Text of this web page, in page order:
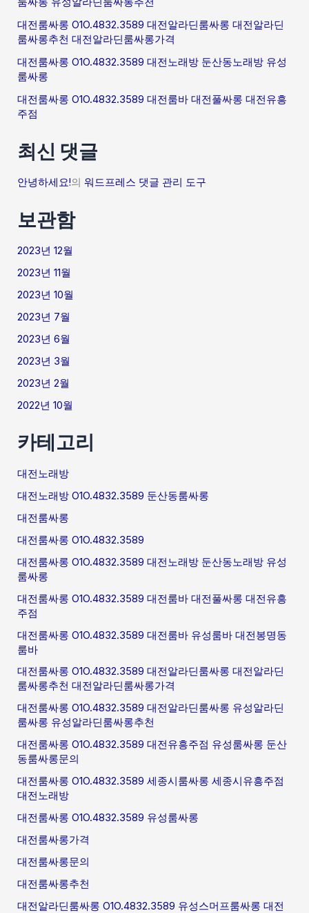
대전룸싸롱 O1O.4832.3589 대전알라딘룸싸롱 대전알라딘
룸싸롱추천 대전알라딘룸싸롱가격
대전룸싸롱 O1O.4832.3589 대전노래방 둔산동노래방 유성
룸싸롱
대전룸싸롱 O1O.4832.3589 대전룸바 대전풀싸롱 대전유흥
주점
최신 댓글
안녕하세요!의워드프레스 댓글 관리 도구
보관함
2023년 12월
2023년 11월
2023년 10월
2023년 7월
2023년 6월
2023년 3월
2023년 2월
2022년 10월
카테고리
대전노래방
대전노래방 O1O.4832.3589 둔산동룸싸롱
대전룸싸롱
대전룸싸롱 O1O.4832.3589
대전룸싸롱 O1O.4832.3589 대전노래방 둔산동노래방 유성
룸싸롱
대전룸싸롱 O1O.4832.3589 대전룸바 대전풀싸롱 대전유흥
주점
대전룸싸롱 O1O.4832.3589 대전룸바 유성룸바 대전봉명동
룸바
대전룸싸롱 O1O.4832.3589 대전알라딘룸싸롱 대전알라딘
룸싸롱추천 대전알라딘룸싸롱가격
대전룸싸롱 O1O.4832.3589 대전알라딘룸싸롱 유성알라딘
룸싸롱 유성알라딘룸싸롱추천
대전룸싸롱 O1O.4832.3589 대전유흥주점 유성룸싸롱 둔산
동룸싸롱문의
대전룸싸롱 O1O.4832.3589 세종시룸싸롱 세종시유흥주점
대전노래방
대전룸싸롱 O1O.4832.3589 유성룸싸롱
대전룸싸롱가격
대전룸싸롱문의
대전룸싸롱추천
대전알라딘룸싸롱 O1O.4832.3589 유성스머프룸싸롱 대전